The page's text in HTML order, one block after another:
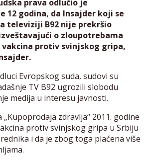
prava odlučio je
12 godina, da Insajder koji se
televiziji B92 nije prekršio
o zloupotrebama
protiv svinjskog gripa,
Evropskog suda, sudovi su
TV B92 ugrozili slobodu
medija u interesu javnosti.
zdravlja“ 2011. godine
protiv svinjskog gripa u Srbiju
i da je zbog toga plaćena više